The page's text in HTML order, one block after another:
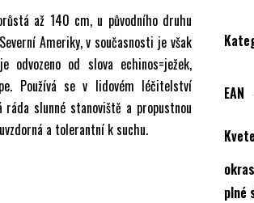
až 140 cm, u původního druhu
Ameriky, v současnosti je však
odvozeno od slova echinos=ježek,
Používá se v lidovém léčitelství
slunné stanoviště a propustnou
a tolerantní k suchu.
EAN
plné